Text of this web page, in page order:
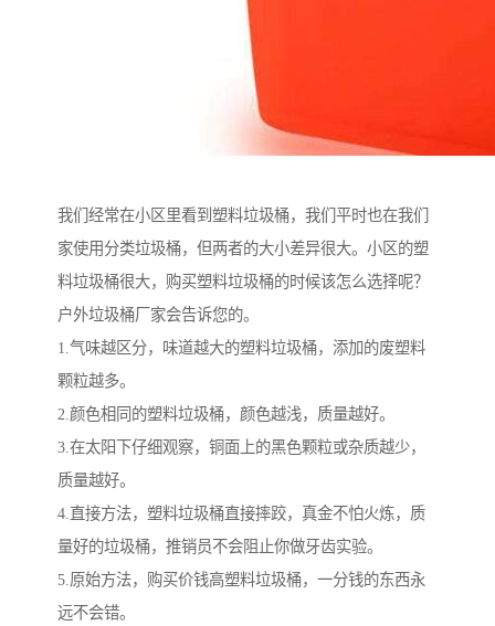
我们经常在小区里看到塑料垃圾桶，我们平时也在我们
家使用分类垃圾桶，但两者的大小差异很大。小区的塑
料垃圾桶很大，购买塑料垃圾桶的时候该怎么选择呢？
户外垃圾桶厂家会告诉您的。
1.气味越区分，味道越大的塑料垃圾桶，添加的废塑料
颗粒越多。
2.颜色相同的塑料垃圾桶，颜色越浅，质量越好。
3.在太阳下仔细观察，铜面上的黑色颗粒或杂质越少，
质量越好。
4.直接方法，塑料垃圾桶直接摔跤，真金不怕火炼，质
量好的垃圾桶，推销员不会阻止你做牙齿实验。
5.原始方法，购买价钱高塑料垃圾桶，一分钱的东西永
远不会错。